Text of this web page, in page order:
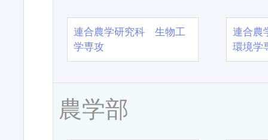
連合農学研究科 生物工
学専攻
連合農
環境学
農学部